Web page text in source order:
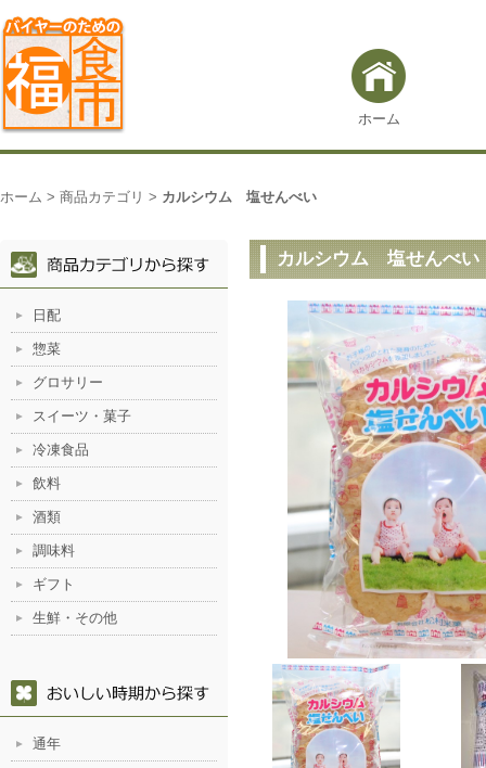
ホーム
ホーム > 商品カテゴリ > カルシウム 塩せんべい
カルシウム 塩せんべい
日配
惣菜
グロサリー
スイーツ・菓子
冷凍食品
飲料
酒類
調味料
ギフト
生鮮・その他
通年